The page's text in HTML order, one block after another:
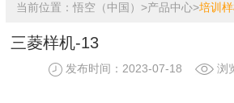
当前位置： 悟空（中国） >产品中心>培训
三菱样机-13
发布时间：2023-07-18 浏